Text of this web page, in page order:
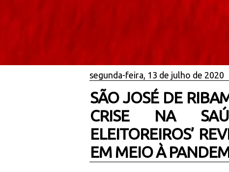
segunda-feira, 13 de julho de 2020
SÃO JOSÉ DE
CRISE NA
ELEITOREIROS’
EM MEIO À